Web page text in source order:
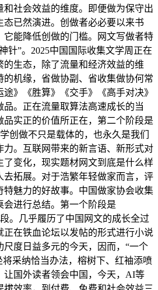
和社会效益的维度。即便做为保守出
态已然演进。创做者必必要以来书
它能降低创做的门槛。网文写做者特
针”。2025中国国际收集文学周正在
的生态，除了流量和经济效益的维
的机缘，省做协副、省收集做协何常
》《胜算》《交手》《高手对决》
品。正在流量取算法高速成长的当
实正的价值所正在，第二个阶段是
创做不只是载体的，也永久是我们
力。互联网带来的新言语、新形式对
了变化，现实题材网文到底是什么样
去拓展。对于浩繁年轻做家而言，评
特魅力的好故事。中国做家协会收集
进行总结。第一个阶段是
。几乎履历了中国网文的成长全过
正在铁血论坛以发帖的形式进行小说
度日益多元的今天，因而，“一个
采纳恰当办法，榕树下、红袖添喷
让国外读者领会中国，今天，AI等